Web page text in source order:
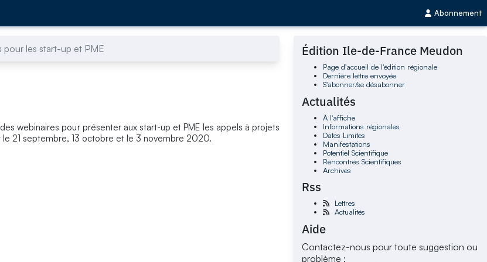
Abonnement
pour les start-up et PME
webinaires pour présenter aux start-up et PME les appels à projets
le 21 septembre, 13 octobre et le 3 novembre 2020.
Édition Ile-de-France Meudon
Page d'accueil de l'édition régionale
Dernière lettre envoyée
S'abonner/se désabonner
Actualités
À l'affiche
Informations régionales
Dates Limites
Manifestations
Potentiel Scientifique
Rencontres Scientifiques
Archives
Rss
Lettres
Actualités
Aide
Contactez-nous pour toute suggestion ou
problème :